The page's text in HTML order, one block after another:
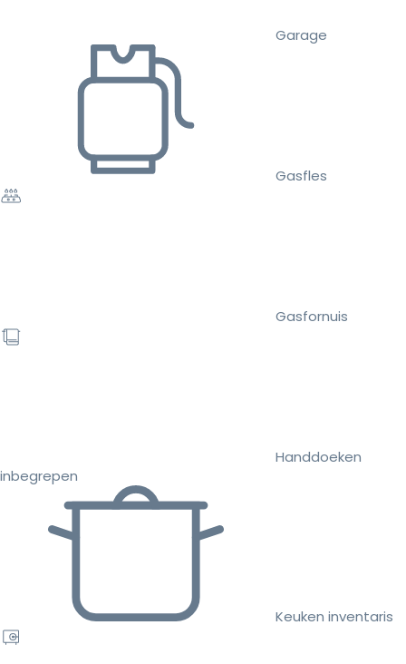
Garage
Gasfles
Gasfornuis
Handdoeken
inbegrepen
Keuken inventaris